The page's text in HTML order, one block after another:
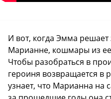
И вот, когда Эмма решает
Марианне, кошмары из
Чтобы разобраться в
героиня возвращается в
узнает, что Марианна на